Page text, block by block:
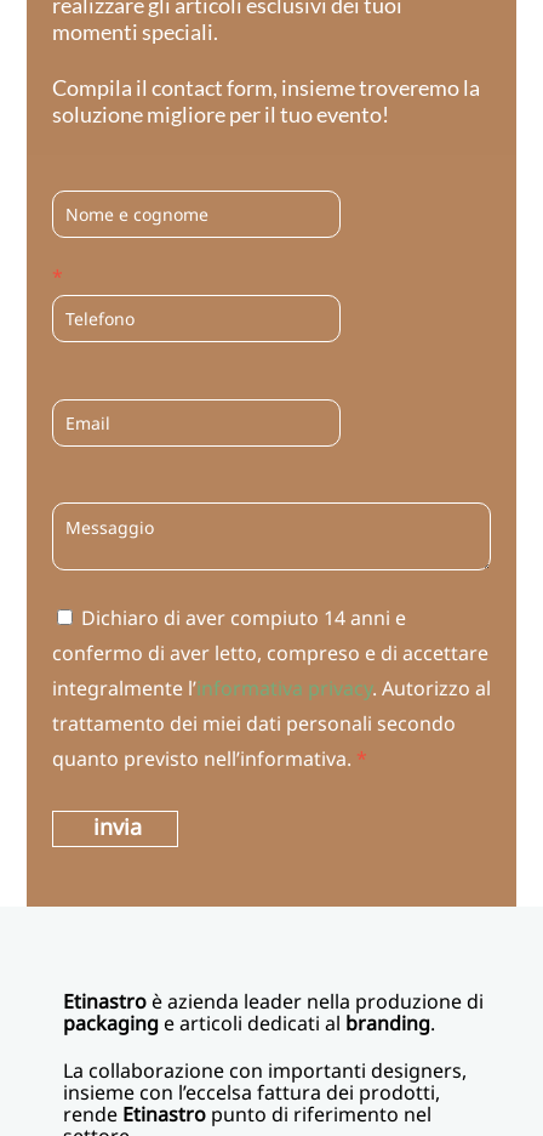
momenti speciali.
Compila il contact form, insieme troveremo la
soluzione migliore per il tuo evento!
*
Dichiaro di aver compiuto 14 anni e
confermo di aver letto, compreso e di accettare
integralmente l’informativa privacy. Autorizzo al
trattamento dei miei dati personali secondo
quanto previsto nell’informativa. *
invia
Etinastroè azienda leader nella produzione di
packaginge articoli dedicati al branding.
La collaborazione con importanti designers,
insieme con l’eccelsa fattura dei prodotti,
rende Etinastro punto di riferimento nel